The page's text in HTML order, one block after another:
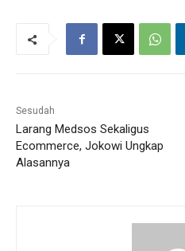
Sesudah
Larang Medsos Sekaligus
Ecommerce, Jokowi Ungkap
Alasannya